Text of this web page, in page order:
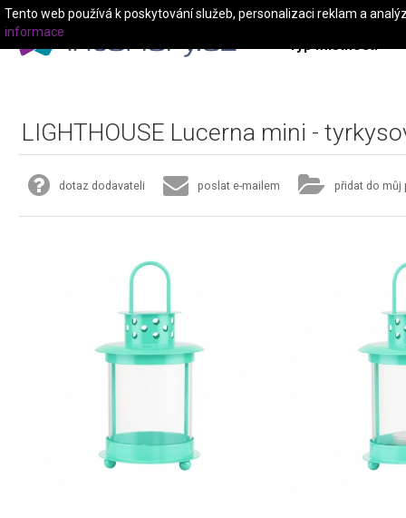
Typ místnosti
LIGHTHOUSE Lucerna mini -
dotaz dodavateli poslat e-mailem přidat do můj
Tento web používá k poskytování služeb, personalizaci reklam a
informace